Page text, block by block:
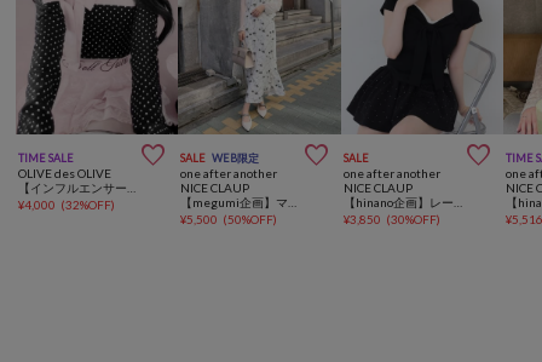
TIME SALE 
OLIVE des OLIVE
¥4,000 (32%OFF)
SALE WEB限定 
one after another
NICE CLAUP
¥5,500 (50%OFF)
SALE 
one after another
NICE CLAUP
¥3,850 (30%OFF)
TIME
one
NICE
¥